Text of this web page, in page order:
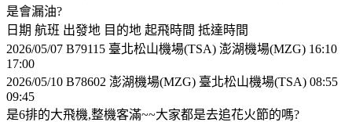
是會漏油?
日期 航班 出發地 目的地 起飛時間 抵達時間
2026/05/07 B7­9115 臺北松山機場(TSA) 澎湖機場(MZG) 16:10
17:00
2026/05/10 B7­8602 澎湖機場(MZG) 臺北松山機場(TSA) 08:55
09:45
是6排的大飛機,整機客滿~~大家都是去追花火節的嗎?